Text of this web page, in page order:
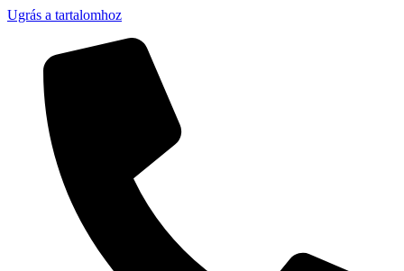
Ugrás a tartalomhoz